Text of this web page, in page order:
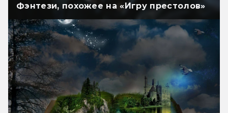
Фэнтези, похожее на «Игру престолов»